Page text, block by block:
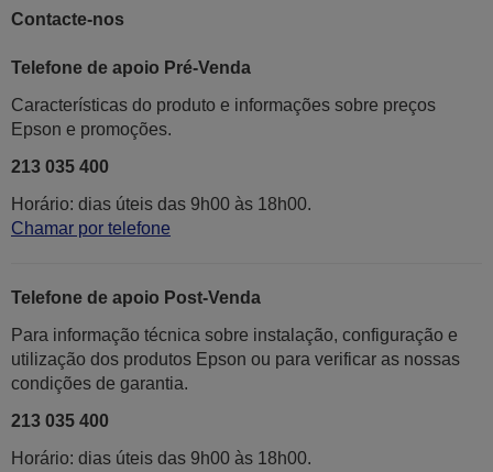
Contacte-nos
Telefone de apoio Pré-Venda
Características do produto e informações sobre preços
Epson e promoções.
213 035 400
Horário: dias úteis das 9h00 às 18h00.
Chamar por telefone
Telefone de apoio Post-Venda
Para informação técnica sobre instalação, configuração e
utilização dos produtos Epson ou para verificar as nossas
condições de garantia.
213 035 400
Horário: dias úteis das 9h00 às 18h00.